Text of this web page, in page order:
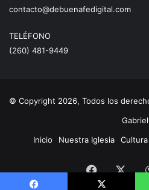
contacto@debuenafedigital.com
TELÉFONO
(260) 481-9449
© Copyright 2026, Todos los
Gabriel
Inicio
Nuestra Iglesia Cultura
Facebook
X